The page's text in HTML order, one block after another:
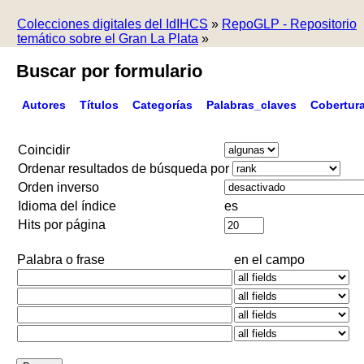
Colecciones digitales del IdIHCS » RepoGLP - Repositorio
temático sobre el Gran La Plata »
Buscar por formulario
Autores Títulos Categorías Palabras_claves
Coincidir
Ordenar resultados de búsqueda por
Orden inverso
Idioma del índice
es
Hits por página
Palabra o frase en el campo